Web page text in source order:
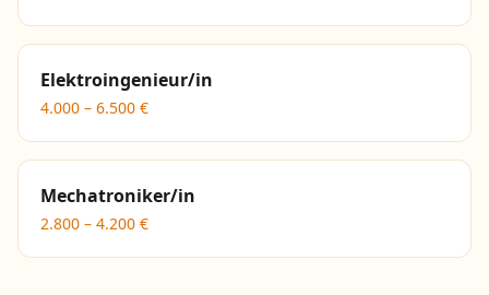
Elektroingenieur/in
4.000 – 6.500 €
Mechatroniker/in
2.800 – 4.200 €